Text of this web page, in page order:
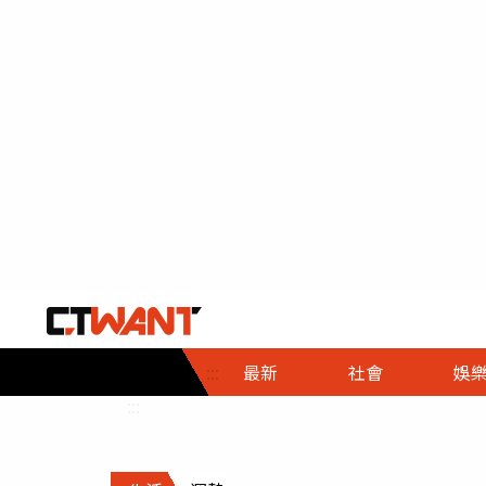
::: 最新 社會
社會首頁
時事
調查
娛樂
娛樂首頁
即時
財經首頁
熱線
政